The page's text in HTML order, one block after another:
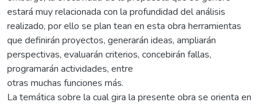
estará muy relacionada con la profundidad del análisis
realizado, por ello se plan tean en esta obra herramientas
que definirán proyectos, generarán ideas, ampliarán
perspectivas, evaluarán criterios, concebirán fallas,
programarán actividades, entre
otras muchas funciones más.
La temática sobre la cual gira la presente obra se orienta en